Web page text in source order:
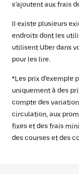
s’ajoutent aux frais
Il existe plusieurs
endroits dont les
utilisent Uber dans
pour les lire.
*Les prix d’exemple
uniquement à des
compte des
circulation, aux
fixes et des frais
des courses et des